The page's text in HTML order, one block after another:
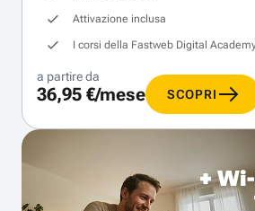
Attivazione inclusa
I corsi della Fastweb Digital
a partire da
36,95 €/mese SCOPRI
+